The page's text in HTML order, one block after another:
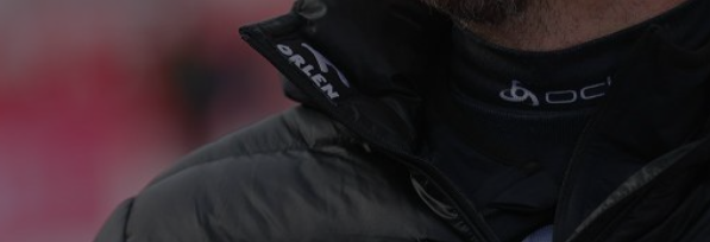
plików cookie możliwa jest także za pomocą ustawień przeglądarki.
My, nasi Zaufani Partnerzy i Agora S.A. możemy przetwarzać dane osobowe w następujących
Użycie dokładnych danych geolokalizacyjnych. Aktywne skanowanie charakterystyki urządzenia
Przechowywanie informacji na urządzeniu lub dostęp do nich. Spersonalizowane reklamy i treści,
badnie odbiorców i ulepszanie usług.
Lista Zaufanych Partnerów